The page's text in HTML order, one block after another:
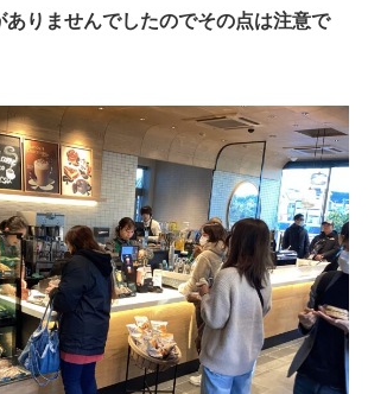
ありませんでしたのでその点は注意で